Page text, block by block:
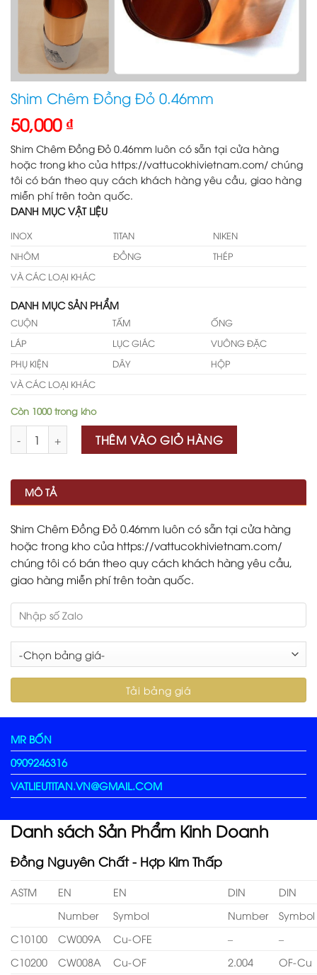
Shim Chêm Đồng Đỏ 0.46mm
50,000 ₫
Shim Chêm Đồng Đỏ 0.46mm luôn có sẵn tại cửa hàng
hoặc trong kho của https://vattucokhivietnam.com/ chúng
tôi có bán theo quy cách khách hàng yêu cầu, giao hàng
miễn phí trên toàn quốc.
DANH MỤC VẬT LIỆU
INOX TITAN
NIKEN
NHÔM
ĐỒNG
THÉP
VÀ CÁC LOẠI KHÁC
DANH MỤC SẢN PHẨM
CUỘN TẤM
ỐNG
LÁP
LỤC GIÁC
VUÔNG ĐẶC
PHỤ KIỆN
DÂY
HỘP
VÀ CÁC LOẠI KHÁC
Còn 1000 trong kho
THÊM VÀO GIỎ HÀNG
MÔ TẢ
Shim Chêm Đồng Đỏ 0.46mm luôn có sẵn tại cửa hàng
hoặc trong kho của https://vattucokhivietnam.com/
chúng tôi có bán theo quy cách khách hàng yêu cầu,
giao hàng miễn phí trên toàn quốc.
MR BỐN
0909246316
VATLIEUTITAN.VN@GMAIL.COM
Danh sách Sản Phẩm Kinh Doanh
Đồng Nguyên Chất - Hợp Kim Thấp
ASTM EN EN DIN
DIN
Number
Symbol Number
Symbol
C10100
CW009A Cu-OFE –
–
C10200
CW008A Cu-OF 2.004
OF-Cu